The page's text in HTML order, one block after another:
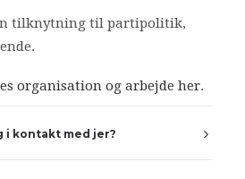
tilknytning til partipolitik,
organisation og arbejde her.
i kontakt med jer?